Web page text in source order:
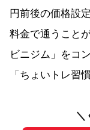
円前後の価格設
料金で通うこと
ビニジム」をコ
「ちょいトレ習